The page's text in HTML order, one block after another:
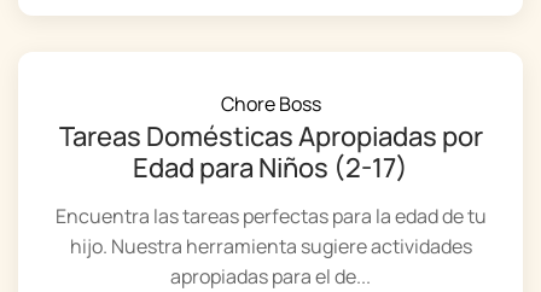
Chore Boss
Tareas Domésticas Apropiadas por
Edad para Niños (2-17)
Encuentra las tareas perfectas para la edad de tu
hijo. Nuestra herramienta sugiere actividades
apropiadas para el de...